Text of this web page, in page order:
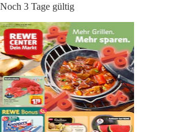
Noch 3 Tage gültig